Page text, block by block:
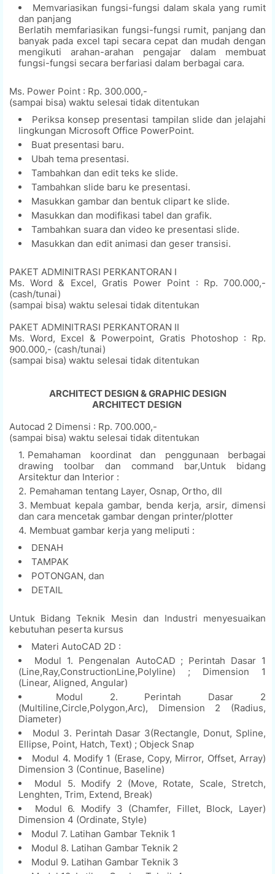
Memvariasikan fungsi-fungsi dalam skala yang rumit
dan panjang
Berlatih memfariasikan fungsi-fungsi rumit, panjang dan
banyak pada excel tapi secara cepat dan mudah dengan
mengikuti arahan-arahan pengajar dalam membuat
fungsi-fungsi secara berfariasi dalam berbagai cara.
Ms. Power Point : Rp. 300.000,-
(sampai bisa) waktu selesai tidak ditentukan
Periksa konsep presentasi tampilan slide dan jelajahi
lingkungan Microsoft Office PowerPoint.
Buat presentasi baru.
Ubah tema presentasi.
Tambahkan dan edit teks ke slide.
Tambahkan slide baru ke presentasi.
Masukkan gambar dan bentuk clipart ke slide.
Masukkan dan modifikasi tabel dan grafik.
Tambahkan suara dan video ke presentasi slide.
Masukkan dan edit animasi dan geser transisi.
PAKET ADMINITRASI PERKANTORAN I
Ms. Word & Excel, Gratis Power Point : Rp. 700.000,-
(cash/tunai)
(sampai bisa) waktu selesai tidak ditentukan
PAKET ADMINITRASI PERKANTORAN II
Ms. Word, Excel & Powerpoint, Gratis Photoshop : Rp.
900.000,- (cash/tunai)
(sampai bisa) waktu selesai tidak ditentukan
ARCHITECT DESIGN & GRAPHIC DESIGN
ARCHITECT DESIGN
Autocad 2 Dimensi : Rp. 700.000,-
(sampai bisa) waktu selesai tidak ditentukan
Pemahaman koordinat dan penggunaan berbagai
drawing toolbar dan command bar,Untuk bidang
Arsitektur dan Interior :
Pemahaman tentang Layer, Osnap, Ortho, dll
Membuat kepala gambar, benda kerja, arsir, dimensi
dan cara mencetak gambar dengan printer/plotter
Membuat gambar kerja yang meliputi :
DENAH
TAMPAK
POTONGAN, dan
DETAIL
Untuk Bidang Teknik Mesin dan Industri menyesuaikan
kebutuhan peserta kursus
Materi AutoCAD 2D :
Modul 1. Pengenalan AutoCAD ; Perintah Dasar 1
(Line,Ray,ConstructionLine,Polyline) ; Dimension 1
(Linear, Aligned, Angular)
Modul 2. Perintah Dasar 2
(Multiline,Circle,Polygon,Arc), Dimension 2 (Radius,
Diameter)
Modul 3. Perintah Dasar 3(Rectangle, Donut, Spline,
Ellipse, Point, Hatch, Text) ; Objeck Snap
Modul 4. Modify 1 (Erase, Copy, Mirror, Offset, Array)
Dimension 3 (Continue, Baseline)
Modul 5. Modify 2 (Move, Rotate, Scale, Stretch,
Lenghten, Trim, Extend, Break)
Modul 6. Modify 3 (Chamfer, Fillet, Block, Layer)
Dimension 4 (Ordinate, Style)
Modul 7. Latihan Gambar Teknik 1
Modul 8. Latihan Gambar Teknik 2
Modul 9. Latihan Gambar Teknik 3